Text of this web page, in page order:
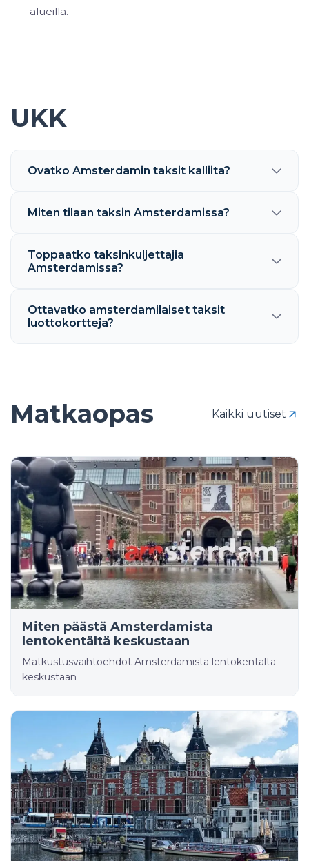
alueilla.
UKK
Ovatko Amsterdamin taksit kalliita?
Miten tilaan taksin Amsterdamissa?
Toppaatko taksinkuljettajia
Amsterdamissa?
Ottavatko amsterdamilaiset taksit
luottokortteja?
Matkaopas Kaikki uutiset
Miten päästä Amsterdamista
lentokentältä keskustaan
Matkustusvaihtoehdot Amsterdamista lentokentältä
keskustaan